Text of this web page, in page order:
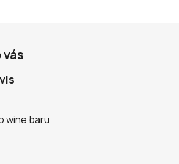
wine baru